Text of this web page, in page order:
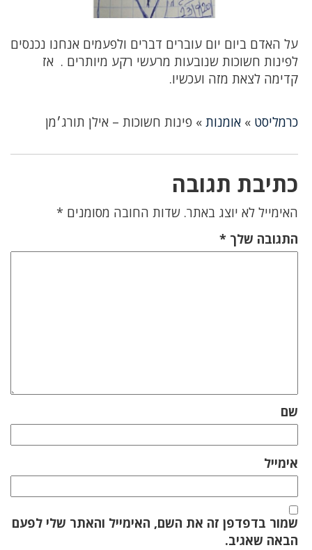
על האדם ביום יום עוברים דברים ולפעמים אנחנו נכנסים
לפינות חשוכות שנובעות מרעשי רקע מיותרים . אז
קדימה לצאת מזה ועכשיו.
כרמליסט » אומנות » פינות חשוכות – אילן תורג׳מן
כתיבת תגובה
האימייל לא יוצג באתר. שדות החובה מסומנים *
התגובה שלך *
שם
אימייל
שמור בדפדפן זה את השם, האימייל והאתר שלי לפעם
הבאה שאגיב.